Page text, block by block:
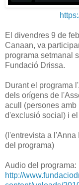
El divendres 9 de
Canaan, va
programa setmanal
Fundació Drissa.
Durant el programa
dels orígens de
acull (persones
d'exclusió social) i
(l'entrevista a l'Anna
del programa)
Audio del programa:
http://